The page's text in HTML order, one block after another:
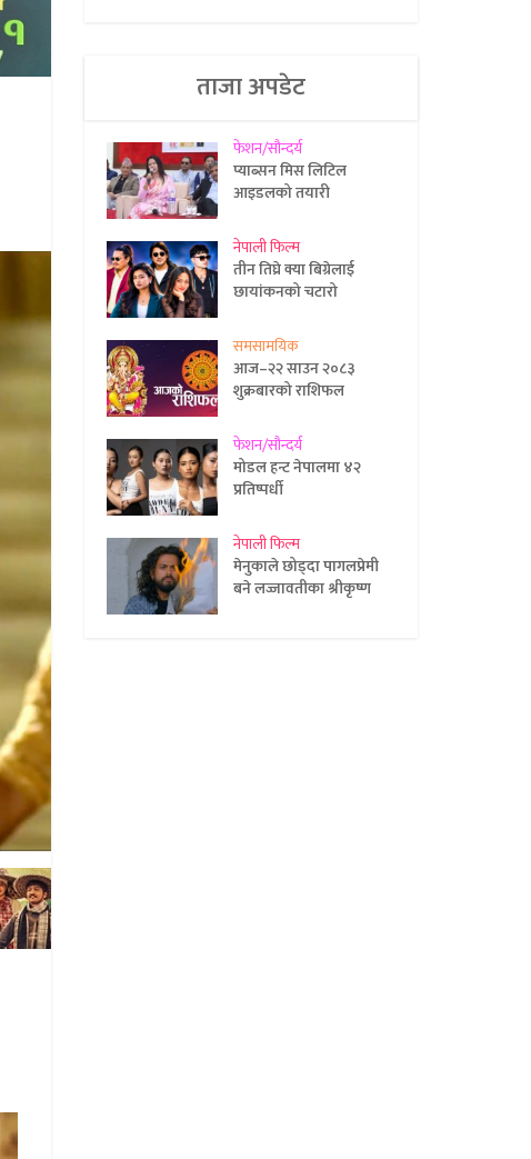
ताजा अपडेट
फेशन/सौन्दर्य
प्याब्सन मिस लिटिल
आइडलको तयारी
नेपाली फिल्म
तीन तिघ्रे क्या बिग्रेलाई
छायांकनको चटारो
समसामयिक
आज–२२ साउन २०८३
शुक्रबारको राशिफल
फेशन/सौन्दर्य
मोडल हन्ट नेपालमा ४२
प्रतिष्पर्धी
नेपाली फिल्म
मेनुकाले छोड्दा पागलप्रेमी
बने लज्जावतीका श्रीकृष्ण